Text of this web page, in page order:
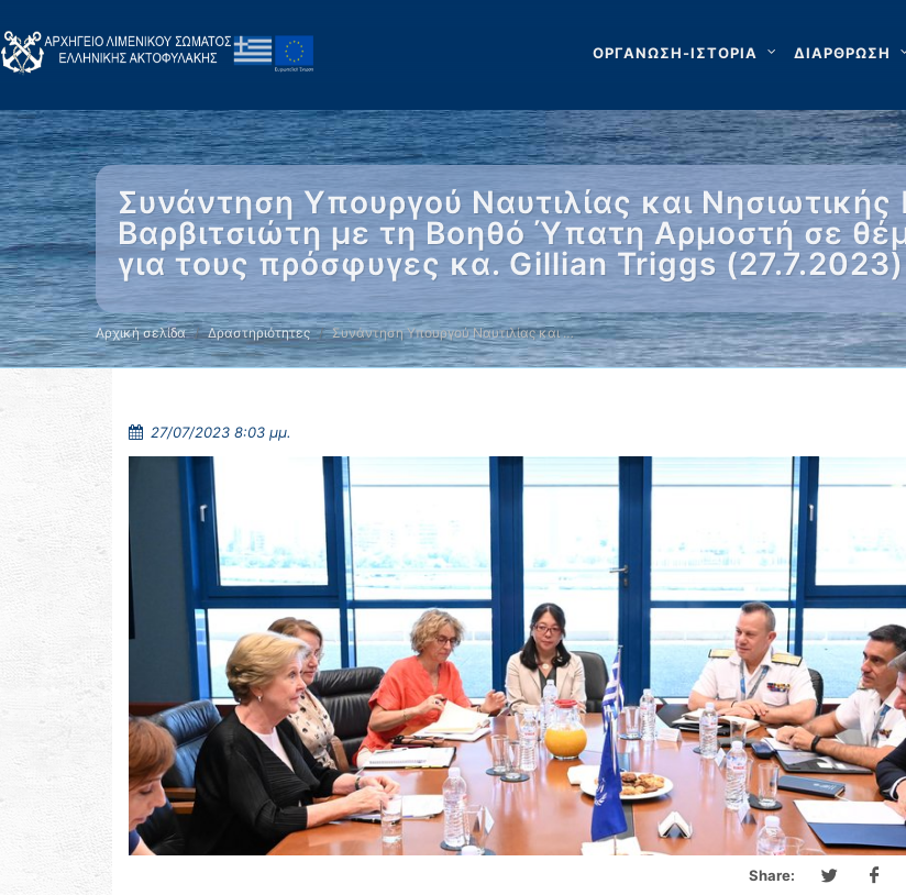
ΟΡΓΑΝΩΣΗ-ΙΣΤΟΡΙΑ ΔΙΑΡΘΡΩΣΗ
Συνάντηση Υπουργού Ναυτιλίας και Νησιωτικής
Βαρβιτσιώτη με τη Βοηθό Ύπατη Αρμοστή σε
για τους πρόσφυγες κα. Gillian Triggs (27.7.2023)
Αρχική σελίδα Δραστηριότητες Συνάντηση Υπουργού Ναυτιλίας και …
27/07/2023 8:03 μμ.
Share: